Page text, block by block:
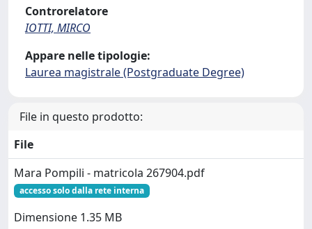
Controrelatore
IOTTI, MIRCO
Appare nelle tipologie:
Laurea magistrale (Postgraduate Degree)
File in questo prodotto:
File
Mara Pompili - matricola 267904.pdf
accesso solo dalla rete interna
Dimensione 1.35 MB